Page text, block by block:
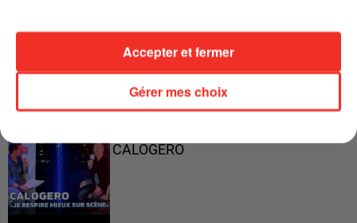
PARFAITS"
CALOGERO
Gérer mes choix
Accepter et fermer